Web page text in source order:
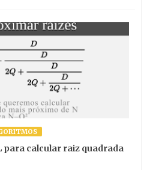
para calcular raiz quadrada